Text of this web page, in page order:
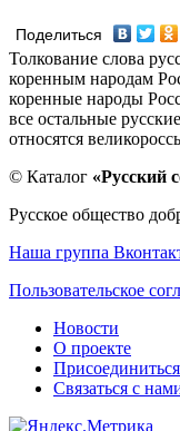
Поделиться
Толкование слова
коренным народам
коренные народы
все остальные
относятся
© Каталог «Русский
Русское общество
Наша группа
Пользовательское
Новости
О проекте
Связаться с